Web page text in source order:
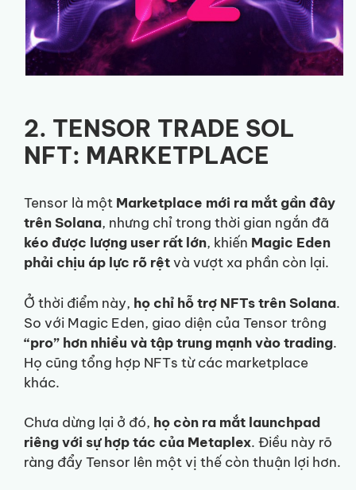
2. TENSOR TRADE SOL
NFT: MARKETPLACE
Tensor là một Marketplace mới ra mắt gần đây
trên Solana, nhưng chỉ trong thời gian ngắn đã
kéo được lượng user rất lớn, khiến Magic Eden
phải chịu áp lực rõ rệtvà vượt xa phần còn lại.
Ở thời điểm này, họ chỉ hỗ trợ NFTs trên Solana.
So với Magic Eden, giao diện của Tensor trông
“pro” hơn nhiều và tập trung mạnh vào trading.
Họ cũng tổng hợp NFTs từ các marketplace
khác.
Chưa dừng lại ở đó, họ còn ra mắt launchpad
riêng với sự hợp tác của Metaplex. Điều này rõ
ràng đẩy Tensor lên một vị thế còn thuận lợi hơn.